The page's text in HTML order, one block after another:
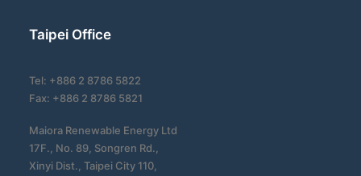
Taipei Office
Tel: +886 2 8786 5822
Fax: +886 2 8786 5821
Maiora Renewable Energy Ltd
17F., No. 89, Songren Rd.,
Xinyi Dist., Taipei City 110,